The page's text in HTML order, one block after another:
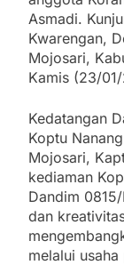
Asmadi.
Kwarengan,
Mojosari,
Kamis (23/
Kedatangan
Koptu
Mojosari,
kediaman
Dandim
dan
melalui